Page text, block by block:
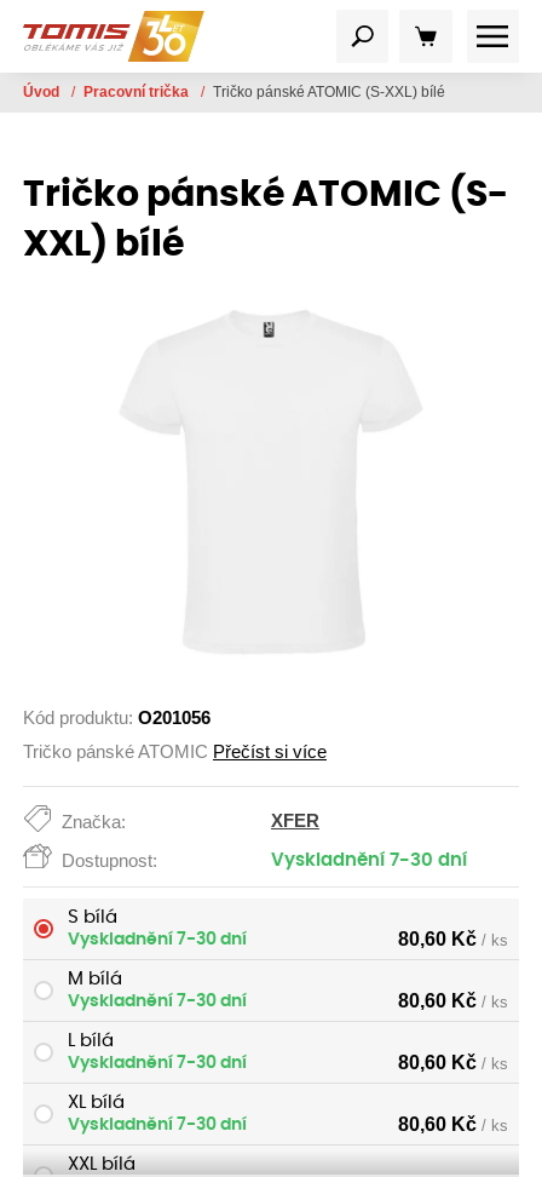
Úvod / Pracovní trička / Tričko pánské ATOMIC (S-XXL) bílé
Tričko pánské ATOMIC (S-
XXL) bílé
Kód produktu: O201056
Tričko pánské ATOMIC Přečíst si více
Značka: XFER
Dostupnost: Vyskladnění 7-30 dní
S bílá
Vyskladnění 7-30 dní
80,60 Kč / ks
M bílá
Vyskladnění 7-30 dní
80,60 Kč / ks
L bílá
Vyskladnění 7-30 dní
80,60 Kč / ks
XL bílá
Vyskladnění 7-30 dní
80,60 Kč / ks
XXL bílá